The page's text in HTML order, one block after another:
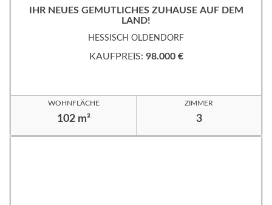
IHR NEUES GEMÜTLICHES ZUHAUSE AUF DEM
LAND!
HESSISCH OLDENDORF
KAUFPREIS: 98.000 €
WOHNFLÄCHE
102 m²
ZIMMER
3